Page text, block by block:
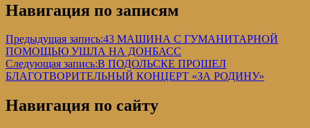
Навигация по записям
Предыдущая запись:43 МАШИНА С ГУМАНИТАРНОЙ
ПОМОЩЬЮ УШЛА НА ДОНБАСС
Следующая запись:В ПОДОЛЬСКЕ ПРОШЕЛ
БЛАГОТВОРИТЕЛЬНЫЙ КОНЦЕРТ «ЗА РОДИНУ»
Навигация по сайту